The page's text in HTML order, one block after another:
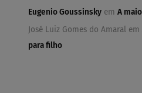
Eugenio Goussinsky emA
José Luiz Gomes do Amaral em
para filho